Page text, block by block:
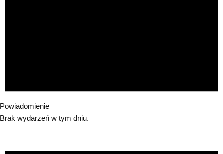
Powiadomienie
Brak wydarzeń w tym dniu.